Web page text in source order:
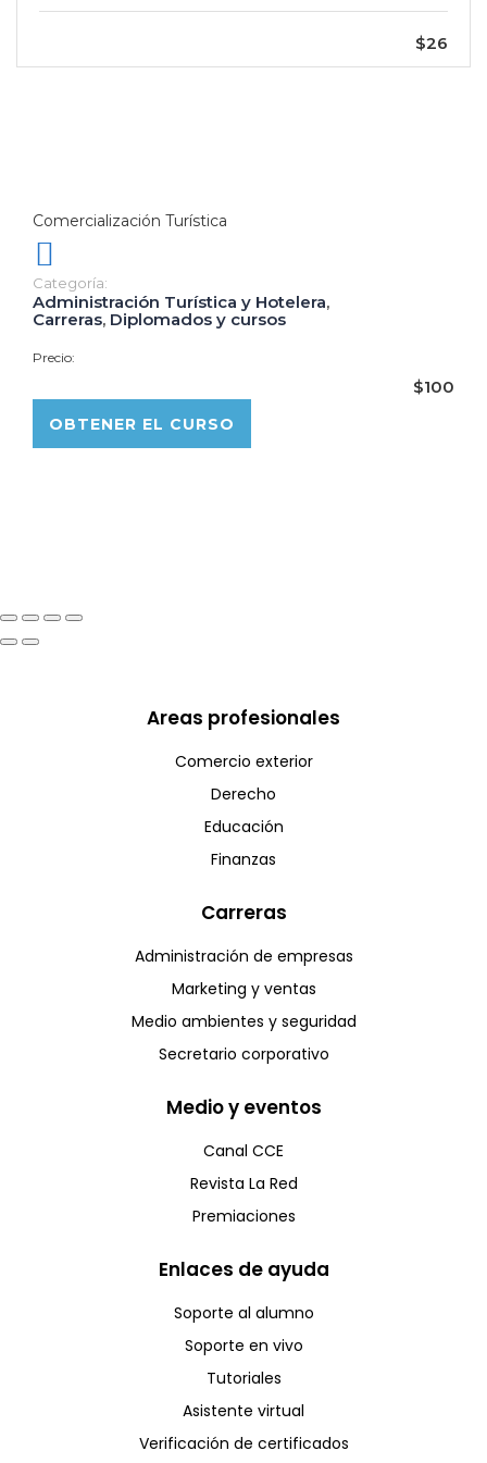
$26
Comercialización Turística
Categoría:
Administración Turística y Hotelera,
Carreras, Diplomados y cursos
Precio:
$100
OBTENER EL CURSO
Areas profesionales
Comercio exterior
Derecho
Educación
Finanzas
Carreras
Administración de empresas
Marketing y ventas
Medio ambientes y seguridad
Secretario corporativo
Medio y eventos
Canal CCE
Revista La Red
Premiaciones
Enlaces de ayuda
Soporte al alumno
Soporte en vivo
Tutoriales
Asistente virtual
Verificación de certificados